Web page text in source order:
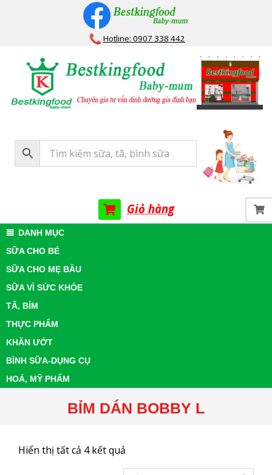
Hotline: 0907 338 442
Bestkingfood
Baby-
mum
Giỏ hàng
Primary
Navigation
Menu
DANH MỤC
SỮA CHO BÉ
SỮA CHO MẸ BẦU
SỮA VÌ SỨC KHỎE
TÃ, BỈM
THỰC PHẨM
KHĂN ƯỚT
BÌNH SỮA-DỤNG CỤ
HOÁ, MỸ PHẨM
BỈM DÁN BOBBY L
Hiển thị tất cả 4 kết quả
sắp